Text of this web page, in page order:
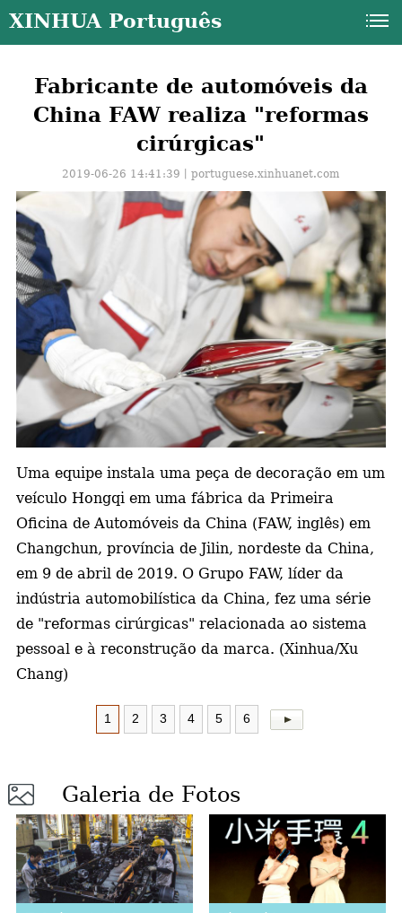
XINHUA Português
Fabricante de automóveis da
China FAW realiza "reformas
cirúrgicas"
2019-06-26 14:41:39丨portuguese.xinhuanet.com
Uma equipe instala uma peça de decoração em um
veículo Hongqi em uma fábrica da Primeira
Oficina de Automóveis da China (FAW, inglês) em
Changchun, província de Jilin, nordeste da China,
em 9 de abril de 2019. O Grupo FAW, líder da
indústria automobilística da China, fez uma série
de "reformas cirúrgicas" relacionada ao sistema
pessoal e à reconstrução da marca. (Xinhua/Xu
Chang)
1 2 3 4 5 6
Galeria de Fotos